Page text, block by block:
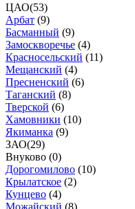
ЦАО(53)
Арбат (9)
Басманный (9)
Замоскворечье (4)
Красносельский (11)
Мещанский (4)
Пресненский (6)
Таганский (8)
Тверской (6)
Хамовники (10)
Якиманка (9)
ЗАО(29)
Внуково (0)
Дорогомилово (10)
Крылатское (2)
Кунцево (4)
Можайский (8)